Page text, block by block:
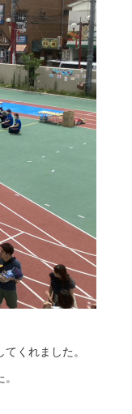
くれました。